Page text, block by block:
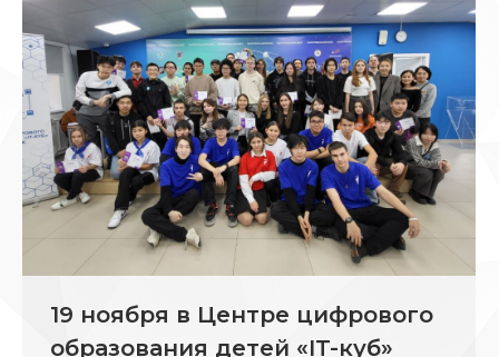
19 ноября в Центре цифрового
образования детей «IT-куб»